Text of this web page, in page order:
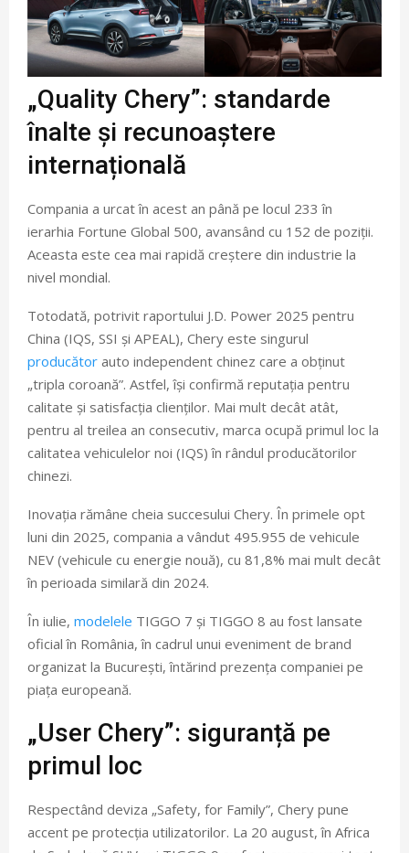
„Quality Chery”: standarde
înalte și recunoaștere
internațională
Compania a urcat în acest an până pe locul 233 în
ierarhia Fortune Global 500, avansând cu 152 de poziții.
Aceasta este cea mai rapidă creștere din industrie la
nivel mondial.
Totodată, potrivit raportului J.D. Power 2025 pentru
China (IQS, SSI și APEAL), Chery este singurul
producător auto independent chinez care a obținut
„tripla coroană”. Astfel, își confirmă reputația pentru
calitate și satisfacția clienților. Mai mult decât atât,
pentru al treilea an consecutiv, marca ocupă primul loc la
calitatea vehiculelor noi (IQS) în rândul producătorilor
chinezi.
Inovația rămâne cheia succesului Chery. În primele opt
luni din 2025, compania a vândut 495.955 de vehicule
NEV (vehicule cu energie nouă), cu 81,8% mai mult decât
în perioada similară din 2024.
În iulie, modelele TIGGO 7 și TIGGO 8 au fost lansate
oficial în România, în cadrul unui eveniment de brand
organizat la București, întărind prezența companiei pe
piața europeană.
„User Chery”: siguranță pe
primul loc
Respectând deviza „Safety, for Family”, Chery pune
accent pe protecția utilizatorilor. La 20 august, în Africa